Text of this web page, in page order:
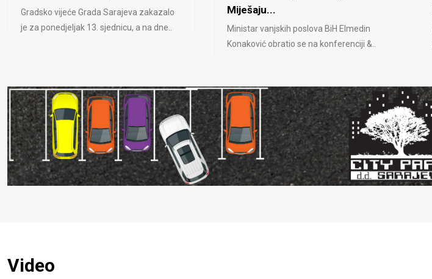
Gradsko vijeće Grada Sarajeva zakazalo
je za ponedjeljak 13. sjednicu, a na dne..
Miješaju...
Ministar vanjskih poslova BiH Elmedin
Konaković obratio se na konferenciji &..
Video